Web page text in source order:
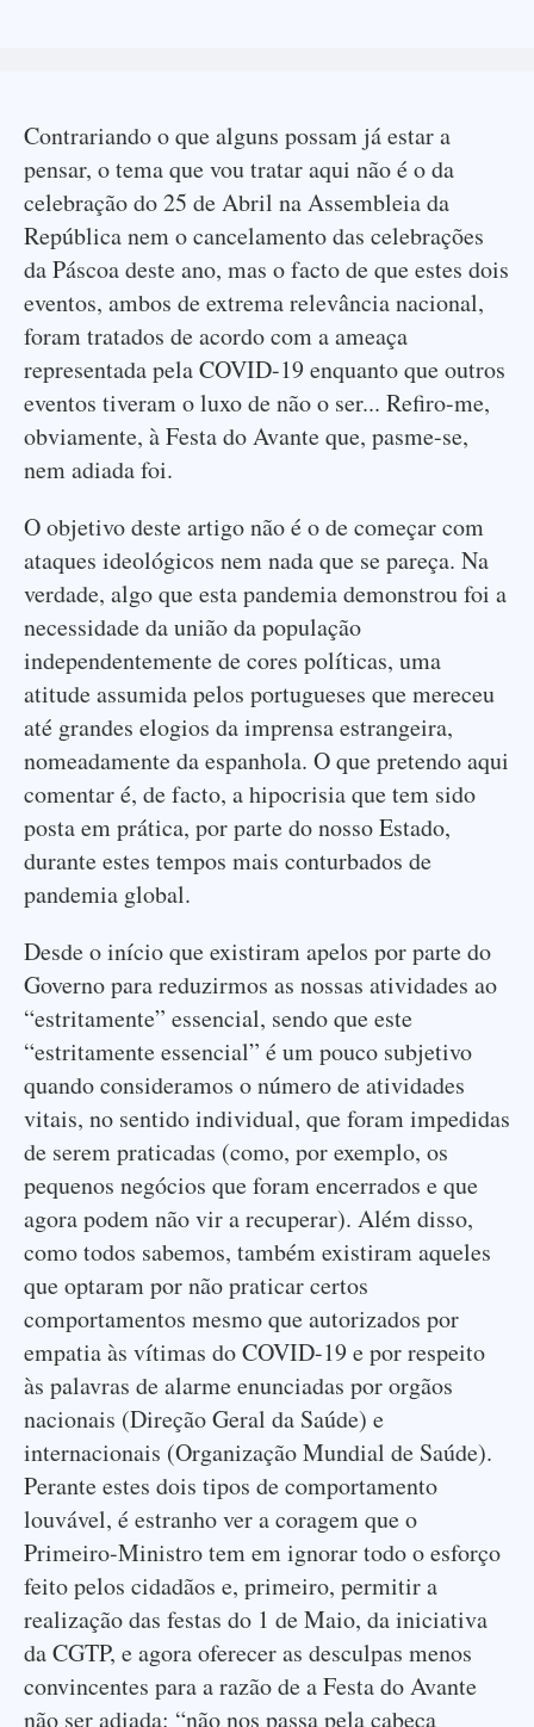
Contrariando o que alguns possam já estar a
pensar, o tema que vou tratar aqui não é o da
celebração do 25 de Abril na Assembleia da
República nem o cancelamento das celebrações
da Páscoa deste ano, mas o facto de que estes dois
eventos, ambos de extrema relevância nacional,
foram tratados de acordo com a ameaça
representada pela COVID-19 enquanto que outros
eventos tiveram o luxo de não o ser... Refiro-me,
obviamente, à Festa do Avante que, pasme-se,
nem adiada foi.
O objetivo deste artigo não é o de começar com
ataques ideológicos nem nada que se pareça. Na
verdade, algo que esta pandemia demonstrou foi a
necessidade da união da população
independentemente de cores políticas, uma
atitude assumida pelos portugueses que mereceu
até grandes elogios da imprensa estrangeira,
nomeadamente da espanhola. O que pretendo aqui
comentar é, de facto, a hipocrisia que tem sido
posta em prática, por parte do nosso Estado,
durante estes tempos mais conturbados de
pandemia global.
Desde o início que existiram apelos por parte do
Governo para reduzirmos as nossas atividades ao
“estritamente” essencial, sendo que este
“estritamente essencial” é um pouco subjetivo
quando consideramos o número de atividades
vitais, no sentido individual, que foram impedidas
de serem praticadas (como, por exemplo, os
pequenos negócios que foram encerrados e que
agora podem não vir a recuperar). Além disso,
como todos sabemos, também existiram aqueles
que optaram por não praticar certos
comportamentos mesmo que autorizados por
empatia às vítimas do COVID-19 e por respeito
às palavras de alarme enunciadas por orgãos
nacionais (Direção Geral da Saúde) e
internacionais (Organização Mundial de Saúde).
Perante estes dois tipos de comportamento
louvável, é estranho ver a coragem que o
Primeiro-Ministro tem em ignorar todo o esforço
feito pelos cidadãos e, primeiro, permitir a
realização das festas do 1 de Maio, da iniciativa
da CGTP, e agora oferecer as desculpas menos
convincentes para a razão de a Festa do Avante
não ser adiada: “não nos passa pela cabeça